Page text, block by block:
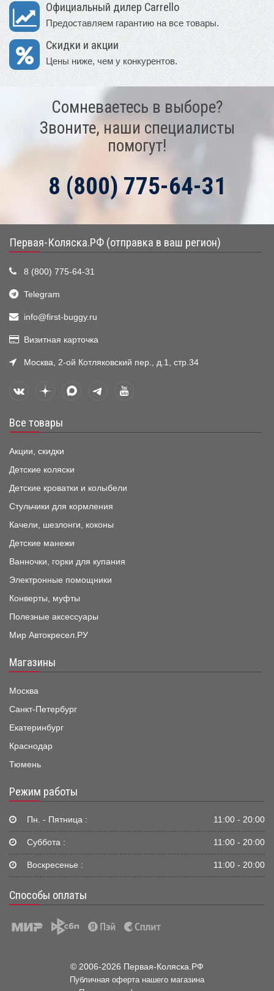
Официальный дилер Carrello
Предоставляем гарантию на все товары.
Скидки и акции
Цены ниже, чем у конкурентов.
Сомневаетесь в выборе?
Звоните, наши специалисты
помогут!
8 (800) 775-64-31
Первая-Коляска.РФ (отправка в ваш регион)
8 (800) 775-64-31
Telegram
info@first-buggy.ru
Визитная карточка
Москва, 2-ой Котляковский пер., д.1, стр.34
Все товары
Акции, скидки
Детские коляски
Детские кроватки и колыбели
Стульчики для кормления
Качели, шезлонги, коконы
Детские манежи
Ванночки, горки для купания
Электронные помощники
Конверты, муфты
Полезные аксессуары
Мир Автокресел.РУ
Магазины
Москва
Санкт-Петербург
Екатеринбург
Краснодар
Тюмень
Режим работы
Пн. - Пятница : 11:00 - 20:00
Суббота : 11:00 - 20:00
Воскресенье : 11:00 - 20:00
Способы оплаты
© 2006-2026 Первая-Коляска.РФ
Публичная оферта нашего магазина